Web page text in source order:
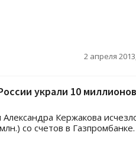
2 апреля
украли 10 миллионов
Кержакова
со счетов в Газпромбанке.